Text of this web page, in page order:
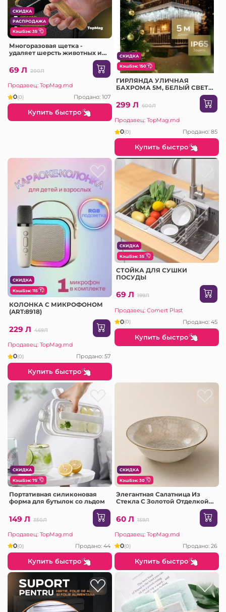
СКИДКА
РАСПРОДАЖА
КэшБэк: 35
Многоразовая щетка -
удаляет шерсть животных и
69 Л 200Л
Продавец: TopMag.md
0(0) Продано: 107
Купить быстро
СКИДКА
КэшБэк: 150
ГИРЛЯНДА УЛИЧНАЯ
БАХРОМА 5М, БЕЛЫЙ СВЕТ
299 Л 600Л
Продавец: TopMag.md
0(0) Продано: 85
Купить быстро
СКИДКА
КэшБэк: 115
КОЛОНКА С МИКРОФОНОМ
(ART:8918)
229 Л 469Л
Продавец: TopMag.md
0(0) Продано: 57
Купить быстро
СКИДКА
КэшБэк: 35
СТОЙКА ДЛЯ СУШКИ
ПОСУДЫ
69 Л 199Л
Продавец: Comert Plast
0(0) Продано: 45
Купить быстро
СКИДКА
КэшБэк: 75
Портативная силиконовая
форма для бутылок со льдом
149 Л 350Л
Продавец: TopMag.md
0(0) Продано: 44
Купить быстро
СКИДКА
КэшБэк: 30
Элегантная Салатница Из
Стекла С Золотой Отделкой
60 Л 159Л
Продавец: TopMag.md
0(0) Продано: 26
Купить быстро